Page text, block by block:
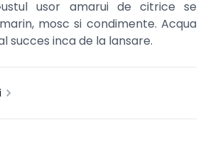
usor amarui de citrice se
mosc si condimente. Acqua
succes inca de la lansare.